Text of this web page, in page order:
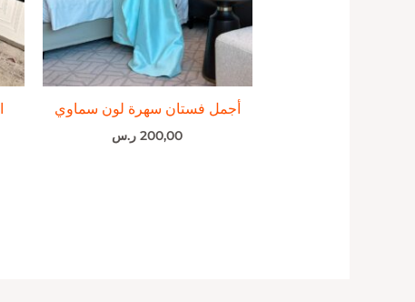
أجمل فستان سهرة لون سماوي
200,00 ر.س